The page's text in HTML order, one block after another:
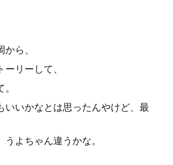
ら、
リーして、
いいかなとは思ったんやけど、最
よちゃん違うかな。